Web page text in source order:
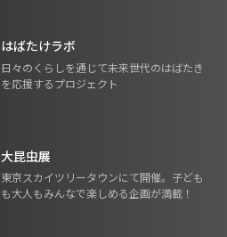
はばたけラボ
日々のくらしを通じて未来世代のはばたき
を応援するプロジェクト
大昆虫展
東京スカイツリータウンにて開催。子ども
も大人もみんなで楽しめる企画が満載！